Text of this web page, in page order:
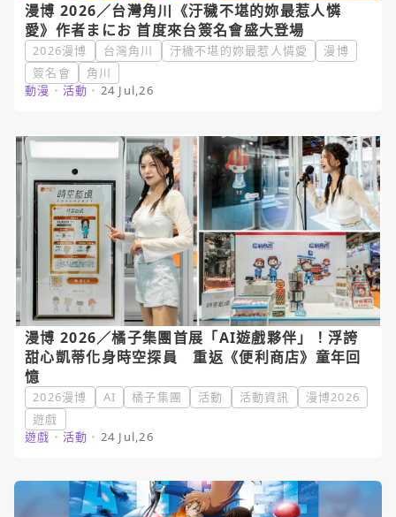
漫博 2026／台灣角川《汙穢不堪的妳最惹人憐
愛》作者まにお 首度來台簽名會盛大登場
2026漫博 台灣角川 汙穢不堪的妳最惹人憐愛
漫博
簽名會
角川
動漫 ・ 活動 ・ 24 Jul,26
漫博 2026／橘子集團首展「AI遊戲夥伴」！浮誇
甜心凱蒂化身時空探員 重返《便利商店》童年回
憶
2026漫博 AI 橘子集團 活動 活動資訊
漫博2026
遊戲
遊戲 ・ 活動 ・ 24 Jul,26